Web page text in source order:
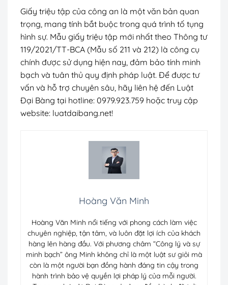
Giấy triệu tập của công an là một văn bản quan
trọng, mang tính bắt buộc trong quá trình tố tụng
hình sự. Mẫu giấy triệu tập mới nhất theo Thông tư
119/2021/TT-BCA (Mẫu số 211 và 212) là công cụ
chính được sử dụng hiện nay, đảm bảo tính minh
bạch và tuân thủ quy định pháp luật. Để được tư
vấn và hỗ trợ chuyên sâu, hãy liên hệ đến Luật
Đại Bàng tại hotline: 0979.923.759 hoặc truy cập
website: luatdaibang.net!
Hoàng Văn Minh
Hoàng Văn Minh nổi tiếng với phong cách làm việc
chuyên nghiệp, tận tâm, và luôn đặt lợi ích của khách
hàng lên hàng đầu. Với phương châm “Công lý và sự
minh bạch” ông Minh không chỉ là một luật sư giỏi mà
còn là một người bạn đồng hành đáng tin cậy trong
hành trình bảo vệ quyền lợi pháp lý của mỗi người.